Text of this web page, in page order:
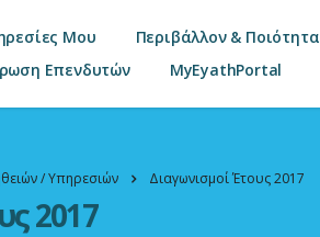
Μου Περιβάλλον & Ποιότητα
Επενδυτών
MyEyathPortal
/ Υπηρεσιών Διαγωνισμοί Έτους 2017
2017